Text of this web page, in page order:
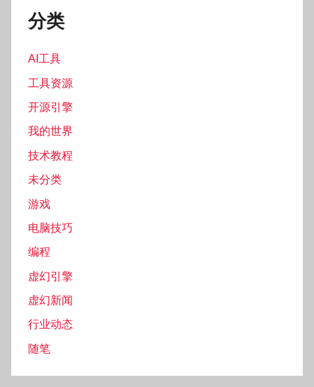
分类
AI工具
工具资源
开源引擎
我的世界
技术教程
未分类
游戏
电脑技巧
编程
虚幻引擎
虚幻新闻
行业动态
随笔